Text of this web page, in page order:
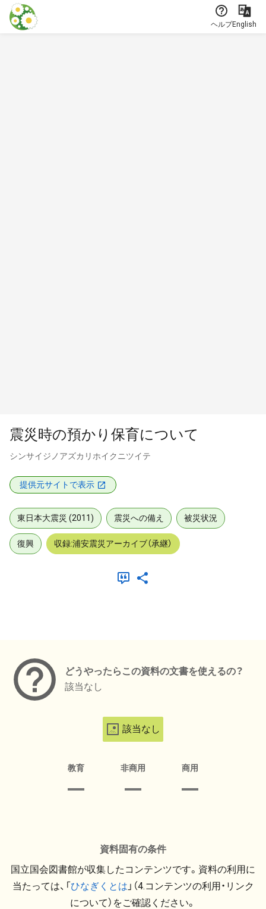
本文に飛ぶ
ヘルプEnglish
震災時の預かり保育について
シンサイジノアズカリホイクニツイテ
提供元サイトで表示
東日本大震災 (2011) 震災への備え 被災状況
復興 収録:浦安震災アーカイブ（承継）
どうやったらこの資料の文書を使えるの？
該当なし
該当なし
教育 非商用 商用
資料固有の条件
国立国会図書館が収集したコンテンツです。資料の利用に
当たっては、「ひなぎくとは 」（4.コンテンツの利用・リンク
について）をご確認ください。